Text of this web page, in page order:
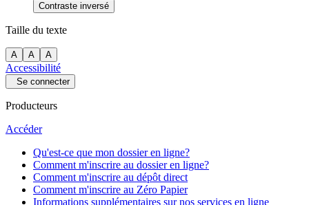
Contraste inversé
Taille du texte
A A A
Accessibilité
Se connecter
Producteurs
Accéder
Qu'est-ce que mon dossier en ligne?
Comment m'inscrire au dossier en ligne?
Comment m'inscrire au dépôt direct
Comment m'inscrire au Zéro Papier
Informations supplémentaires sur nos services en ligne